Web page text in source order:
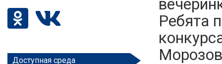
Доступная среда
Ребята